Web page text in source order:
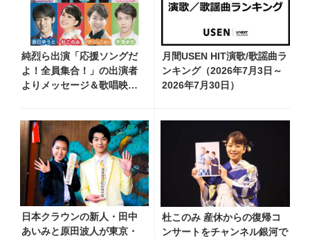
純烈ら出演「応援ソングだ
よ！全員集合！」の出演者
よりメッセージ＆歌唱映像
月間USEN HIT演歌/歌謡曲ラ
ンキング（2026年7月3日～
2026年7月30日）
日本クラウンの新人・田中
あいみと原田波人が東京・
杜このみ 産休からの復帰コ
ンサートをチャンネル銀河で